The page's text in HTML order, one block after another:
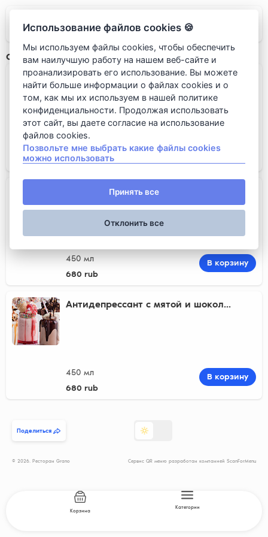
Ресторан Grano
Фрикшейки
Радужный вулкан
450 мл
680 rub
В корзину
Карамельно-мармеладный фонтан...
450 мл
680 rub
В корзину
Антидепрессант с мятой и шокол...
450 мл
680 rub
В корзину
Поделиться
© 2026. Ресторан Grano Сервис QR меню разработан компанией ScanForMenu
Корзина
Категории
Использование файлов cookies 🍪
Мы используем файлы cookies, чтобы обеспечить
вам наилучшую работу на нашем веб-сайте и
проанализировать его использование. Вы можете
найти больше информации о файлах cookies и о
том, как мы их используем в нашей политике
конфиденциальности. Продолжая использовать
этот сайт, вы даете согласие на использование
файлов cookies.
Позвольте мне выбрать какие файлы cookies
можно использовать
Принять все
Отклонить все